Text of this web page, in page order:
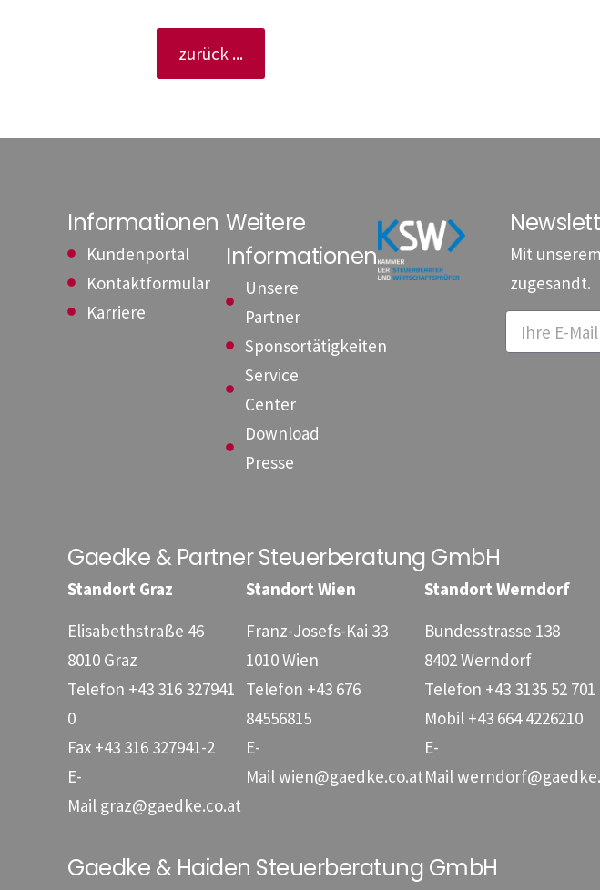
zurück ...
Informationen
Kundenportal
Kontaktformular
Karriere
Weitere
Informationen
Unsere
Partner
Sponsortätigkeiten
Service
Center
Download
Presse
Mit
zugesandt.
Gaedke & Partner Steuerberatung GmbH
Standort Graz
Elisabethstraße 46
8010 Graz
Telefon +43 316 327941
0
Fax +43 316 327941-2
E-
Mail graz@gaedke.co.at
Standort Wien
Franz-Josefs-Kai 33
1010 Wien
Telefon +43 676
84556815
E-
Mailwien@gaedke.co.at
Standort Werndorf
Bundesstrasse 138
8402 Werndorf
Telefon +43 3135 52 701
Mobil +43 664 4226210
E-
Mail
Gaedke & Haiden Steuerberatung GmbH